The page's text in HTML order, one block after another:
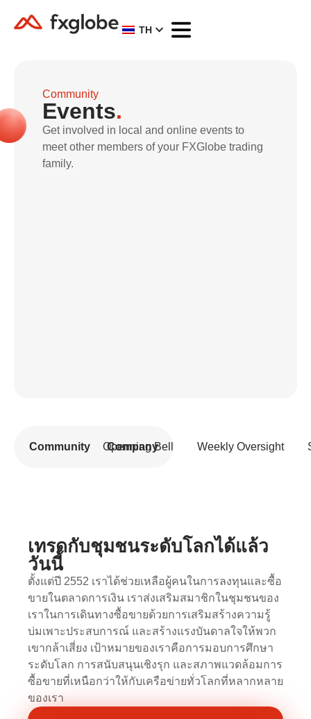
TH
Community
Events.
Get involved in local and online events to
meet other members of your FXGlobe trading
family.
Community Company
Openning Bell Weekly Oversight
เทรดกับชุมชนระดับโลกได้แล้ว
วันนี้
ตั้งแต่ปี 2552 เราได้ช่วยเหลือผู้คนในการลงทุนและซื้อ
ขายในตลาดการเงิน เราส่งเสริมสมาชิกในชุมชนของ
เราในการเดินทางซื้อขายด้วยการเสริมสร้างความรู้
บ่มเพาะประสบการณ์ และสร้างแรงบันดาลใจให้พวก
เขากล้าเสี่ยง เป้าหมายของเราคือการมอบการศึกษา
ระดับโลก การสนับสนุนเชิงรุก และสภาพแวดล้อมการ
ซื้อขายที่เหนือกว่าให้กับเครือข่ายทั่วโลกที่หลากหลาย
ของเรา